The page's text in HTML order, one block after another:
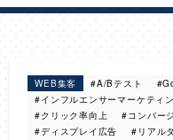
WEB集客 #A/Bテスト
#インフルエンサーマーケティ
#クリック率向上
#コンバー
#ディスプレイ広告
#リアル